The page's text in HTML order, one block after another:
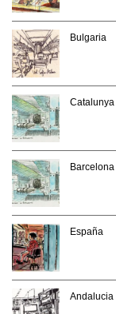
Bulgaria
Catalunya
Barcelona
España
Andalucia